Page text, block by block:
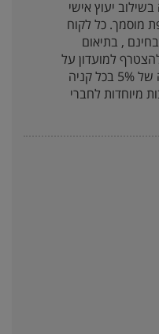
יעוץ אישי
מוסמך. כל לקוח
בחינם , בתיאום
למועדון על
המשקל להנות מהנחה קבועה של 5% בכל קניה
מיוחדות לחברי